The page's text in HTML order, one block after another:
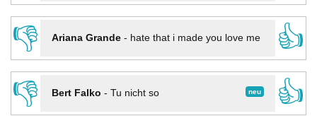
👎
Ariana Grande- hate that i made you love me
👍
👎
neu
Bert Falko - Tu nicht so
👍